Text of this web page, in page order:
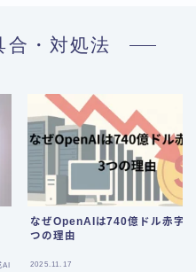
Me
合・対処法
なぜOpenAIは740億ドル赤字
つの理由
2025.11.17